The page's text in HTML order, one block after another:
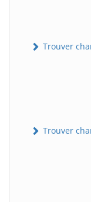
Trouver
Trouver